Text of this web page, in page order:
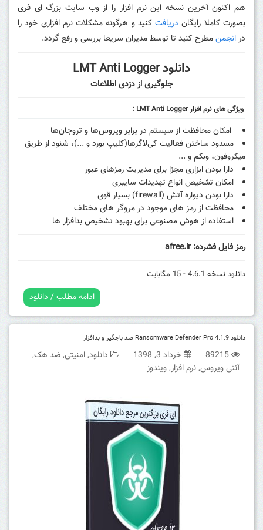
هم اکنون آخرین نسخه این نرم افزار را از وب سایت بزرگ ای فری
بصورت کاملا رایگان دریافتکنید و هرگونه مشکلات نرم افزاری خود را
درانجمنمطرح کنید تا توسط مدیران سریعا بررسی و رفع گردد.
دانلود LMT Anti Logger
جلوگیری از دزدی اطلاعات
ویژگی های نرم افزار LMT Anti Logger :
امکان محافظت از سیستم در برابر ویروس‌ها و تروجان‌ها
مسدود ساختن فعالیت کی‌لاگرها(کلیپ بورد و ...)، شنود از طریق
میکروفون، وبکم و ...
دارا بودن ابزاری مجزا برای مدیریت رمزهای عبور
امکان تشخیص انواع تهدیدات سایبری
دارا بودن دیواره آتش (firewall) بسیار قوی
محافظت از رمز های موجود در مروگر های مختلف
استفاده از هوش مصنوعی برای بهبود تشخیص بدافزار ها
رمز فایل فشرده: afree.ir
دانلود نسخه 4.6.1 - 15 مگابایت
ادامه مطلب / دانلود
دانلود Ransomware Defender Pro 4.1.9 ضد باجگیر و بدافزار
89215 خرداد 3, 1398 دانلود,امنیتی,ضد هک,
آنتی ویروس,نرم افزار,ویندوز